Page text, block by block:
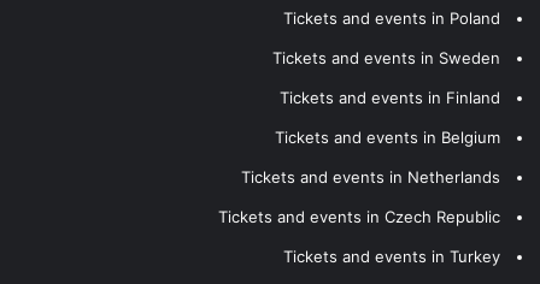
Tickets and events in Poland
Tickets and events in Sweden
Tickets and events in Finland
Tickets and events in Belgium
Tickets and events in Netherlands
Tickets and events in Czech Republic
Tickets and events in Turkey